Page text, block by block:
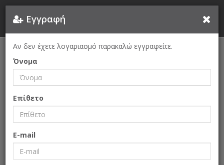
Εγγραφή
Αν δεν έχετε λογαριασμό παρακαλώ εγγραφείτε.
Όνομα
Επίθετο
E-mail